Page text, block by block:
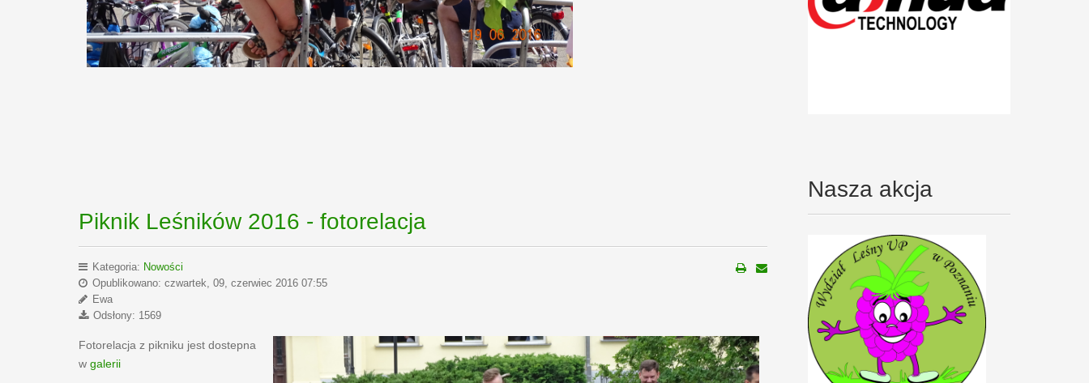
Piknik Leśników 2016 - fotorelacja
Kategoria: Nowości
Opublikowano: czwartek, 09, czerwiec 2016 07:55
Ewa
Odsłony: 1569
Fotorelacja z pikniku jest dostepna
w galerii
Nasza akcja